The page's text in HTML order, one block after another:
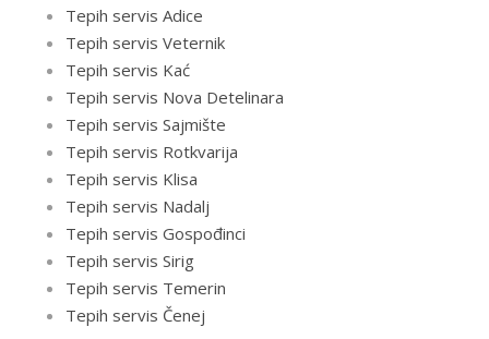
Tepih servis Adice
Tepih servis Veternik
Tepih servis Kać
Tepih servis Nova Detelinara
Tepih servis Sajmište
Tepih servis Rotkvarija
Tepih servis Klisa
Tepih servis Nadalj
Tepih servis Gospođinci
Tepih servis Sirig
Tepih servis Temerin
Tepih servis Čenej